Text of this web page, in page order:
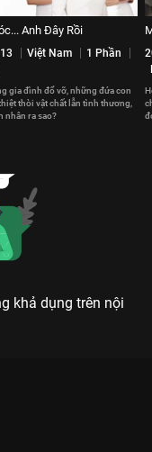
Anh Đây Rồi
Việt Nam
1 Phần
gia đình đổ vỡ, những đứa con
thòi vật chất lẫn tình thương,
nhân ra sao?
khả dụng trên nội